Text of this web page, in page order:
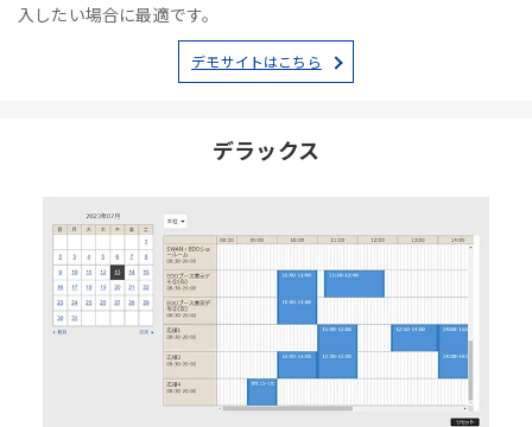
入したい場合に最適です。
デモサイトはこちら
デラックス